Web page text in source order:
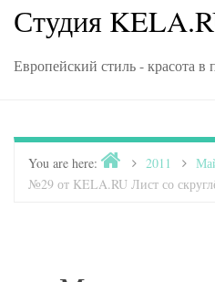
Студия
Европейский стиль - красота в
You are here: Home2011
№29 от KELA.RU Лист со